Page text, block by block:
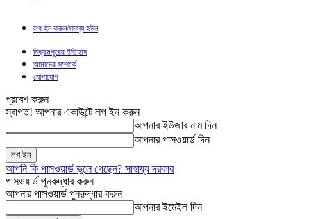
লগ ইন করুন/সদস্য হউন
বিক্রমপুরের ইতিহাস
আমাদের সম্পর্কে
যোগাযোগ
প্রবেশ করুন
স্বাগত! আপনার একাউন্টে লগ ইন করুন
আপনার ইউজার নাম দিন
আপনার পাসওয়ার্ড দিন
আপনি কি পাসওয়ার্ড ভুলে গেছেন? সাহায্য দরকার
পাসওয়ার্ড পুনরুদ্ধার করুন
আপনার পাসওয়ার্ড পুনরুদ্ধার করুন
আপনার ইমেইল দিন